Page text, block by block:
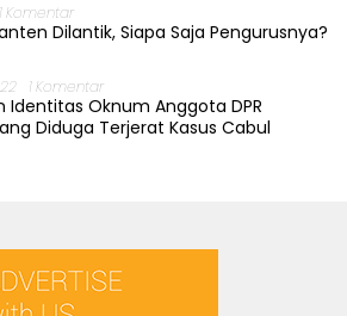
1 Komentar
Dilantik, Siapa Saja Pengurusnya?
1 Komentar
Identitas Oknum Anggota DPR
Diduga Terjerat Kasus Cabul